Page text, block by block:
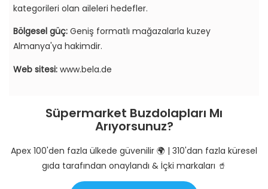
kategorileri olan aileleri hedefler.
Bölgesel güç: Geniş formatlı mağazalarla kuzey
Almanya'ya hakimdir.
Web sitesi: www.bela.de
Süpermarket Buzdolapları Mı
Arıyorsunuz?
Apex 100'den fazla ülkede güvenilir 🌍 | 310'dan fazla küresel
gıda tarafından onaylandı & İçki markaları 🥤